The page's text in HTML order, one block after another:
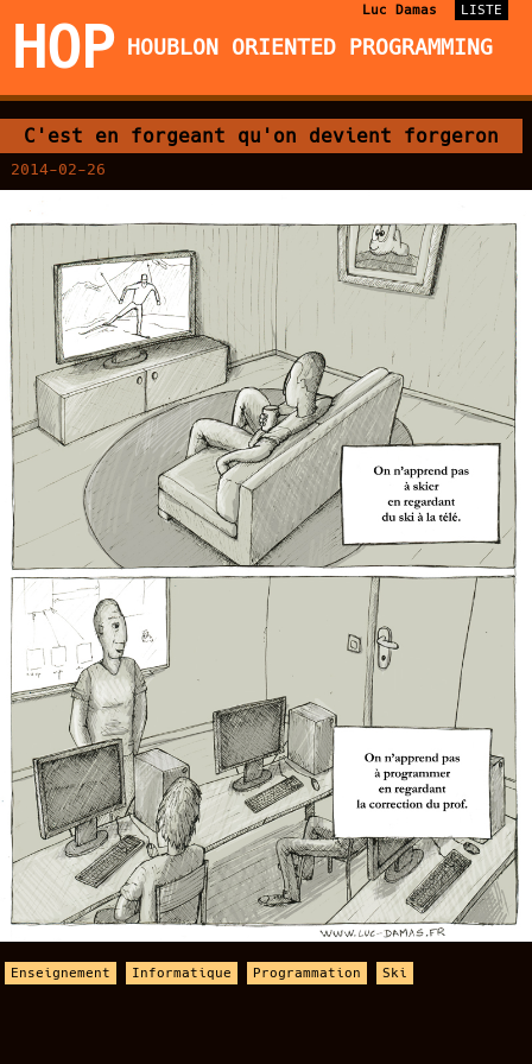
HOP HOUBLON ORIENTED PROGRAMMING
LISTE
Luc Damas
C'est en forgeant qu'on devient forgeron
2014-02-26
Enseignement Informatique Programmation Ski